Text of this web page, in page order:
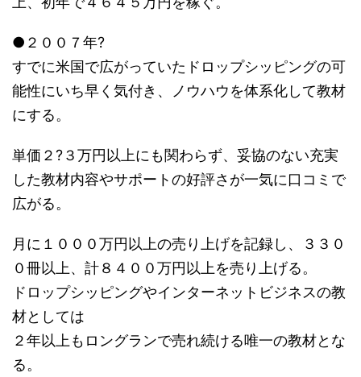
●２００７年?
すでに米国で広がっていたドロップシッピングの可
能性にいち早く気付き、ノウハウを体系化して教材
にする。
単価２?３万円以上にも関わらず、妥協のない充実
した教材内容やサポートの好評さが一気に口コミで
広がる。
月に１０００万円以上の売り上げを記録し、３３０
０冊以上、計８４００万円以上を売り上げる。
ドロップシッピングやインターネットビジネスの教
材としては
２年以上もロングランで売れ続ける唯一の教材とな
る。